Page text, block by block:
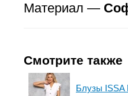
Материал —
Смотрите также
Блузы ISSA